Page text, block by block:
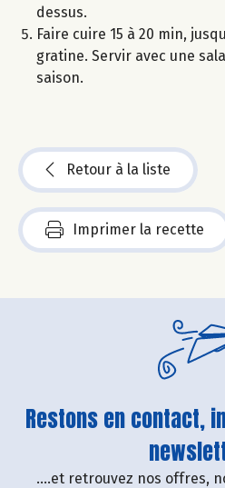
dessus.
Faire cuire 15 à 20 min,
gratine. Servir avec une
saison.
Retour à la liste
Imprimer la recette
Restons en contact,
....et retrouvez nos offres,